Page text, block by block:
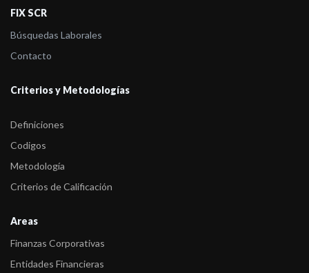
- FIX (afiliada de Fitch Ratings) comenta acciones de calificación
FIX SCR
Búsquedas Laborales
Contacto
Criterios y Metodologías
Definiciones
Codigos
Metodología
Criterios de Calificación
Areas
Finanzas Corporativas
Entidades Financieras